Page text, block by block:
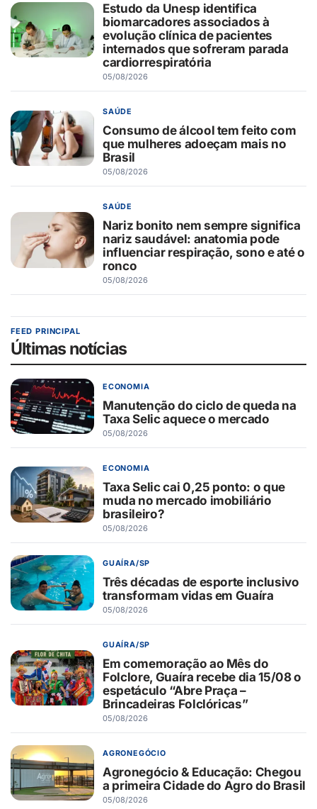
Estudo da Unesp identifica
biomarcadores associados à
evolução clínica de pacientes
internados que sofreram parada
cardiorrespiratória
05/08/2026
SAÚDE
Consumo de álcool tem feito com
que mulheres adoeçam mais no
Brasil
05/08/2026
SAÚDE
Nariz bonito nem sempre significa
nariz saudável: anatomia pode
influenciar respiração, sono e até o
ronco
05/08/2026
FEED PRINCIPAL
Últimas notícias
ECONOMIA
Manutenção do ciclo de queda na
Taxa Selic aquece o mercado
05/08/2026
ECONOMIA
Taxa Selic cai 0,25 ponto: o que
muda no mercado imobiliário
brasileiro?
05/08/2026
GUAÍRA/SP
Três décadas de esporte inclusivo
transformam vidas em Guaíra
05/08/2026
GUAÍRA/SP
Em comemoração ao Mês do
Folclore, Guaíra recebe dia 15/08 o
espetáculo “Abre Praça –
Brincadeiras Folclóricas”
05/08/2026
AGRONEGÓCIO
Agronegócio & Educação: Chegou
a primeira Cidade do Agro do Brasil
05/08/2026